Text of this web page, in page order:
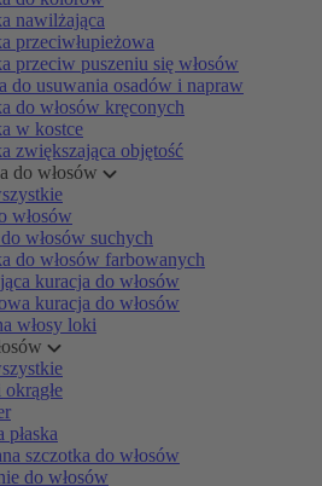
nawilżająca
przeciwłupieżowa
przeciw puszeniu się włosów
do usuwania osadów i napraw
do włosów kręconych
w kostce
zwiększająca objętość
do włosów
włosów
włosów suchych
do włosów farbowanych
kuracja do włosów
kuracja do włosów
włosy loki
płaska
szczotka do włosów
do włosów